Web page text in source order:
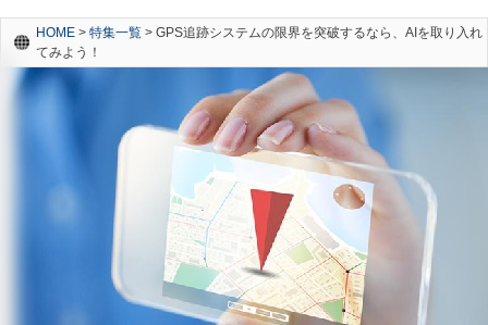
HOME > 特集一覧 > GPS追跡システムの限界を突破するなら、AIを取り入れ
てみよう！